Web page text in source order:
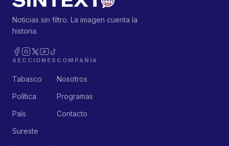
Noticias sin filtro. La imagen cuenta la
historia.
SECCIONES
Tabasco
Política
País
Sureste
COMPAÑÍA
Nosotros
Programas
Contacto